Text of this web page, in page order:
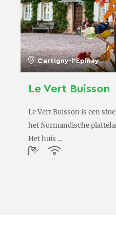
Cartigny-l'Epinay
Le Vert Buisson
Le Vert Buisson is een
het Normandische
Het huis ...